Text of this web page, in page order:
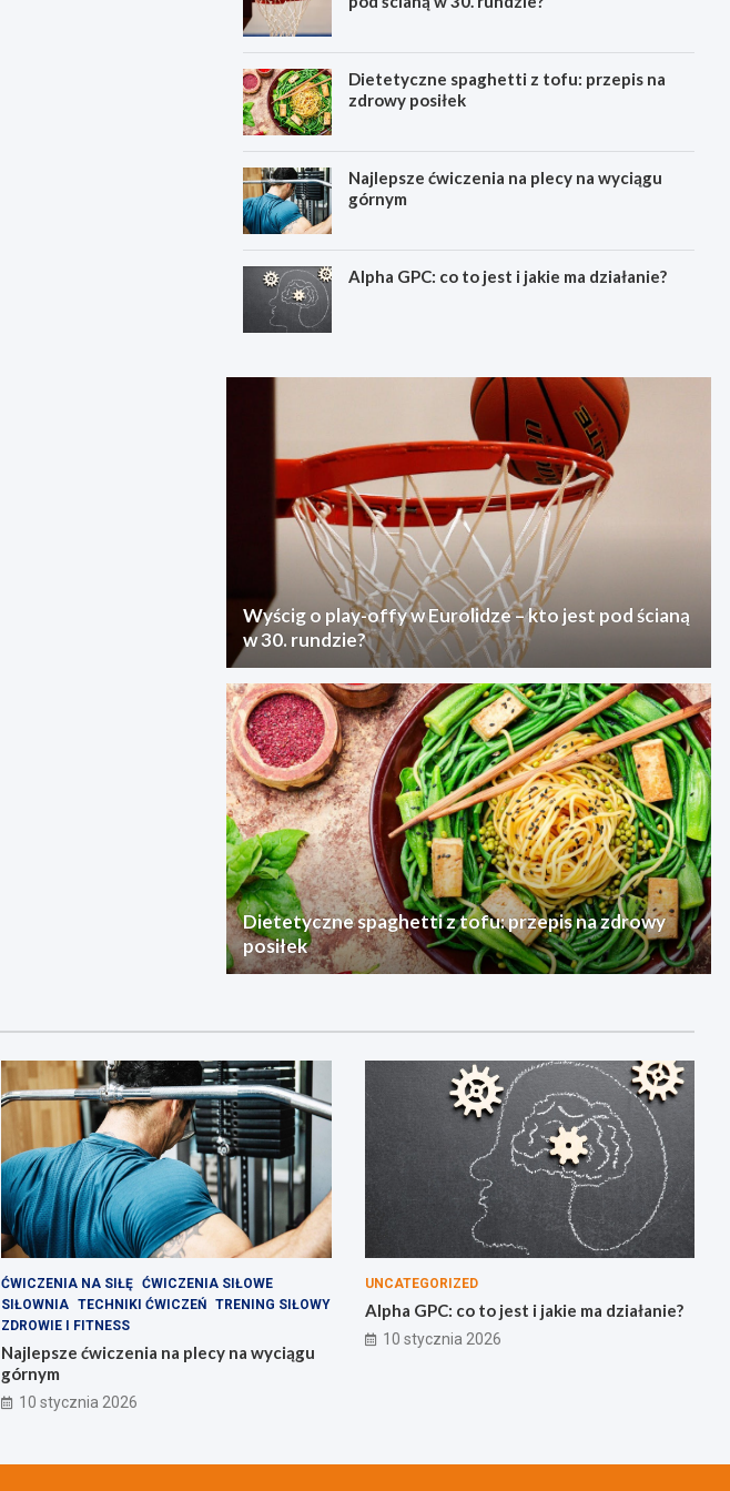
Dietetyczne spaghetti z tofu: przepis na
zdrowy posiłek
Najlepsze ćwiczenia na plecy na wyciągu
górnym
Alpha GPC: co to jest i jakie ma działanie?
Wyścig o play-offy w Eurolidze – kto jest pod ścianą
w 30. rundzie?
Dietetyczne spaghetti z tofu: przepis na zdrowy
posiłek
ĆWICZENIA NA SIŁĘ ĆWICZENIA SIŁOWE
SIŁOWNIA TECHNIKI ĆWICZEŃ TRENING SIŁOWY
ZDROWIE I FITNESS
Najlepsze ćwiczenia na plecy na wyciągu
górnym
10 stycznia 2026
UNCATEGORIZED
Alpha GPC: co to jest i jakie ma działanie?
10 stycznia 2026